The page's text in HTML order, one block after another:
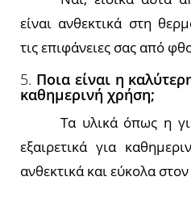
είναι ανθεκτικά στη
τις επιφάνειες σας από
5. Ποια είναι η
καθημερινή χρήση;
Τα υλικά όπως η
εξαιρετικά για
ανθεκτικά και εύκολα